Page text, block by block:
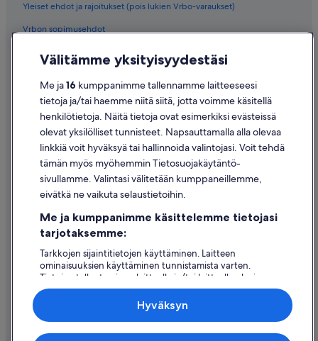
Yleiset ehdot ja rajoitukset (pois lukien Vrbo-varaukset)
Vrbon sopimusehdot
Evästeet
Käyttöehdot
Oikeudelliset tiedot / ota meihin yhteyttä
Sisältövaatimukset ja ilmoituksen tekeminen sisällöstä
Tuki
Ota yhteyttä
Hyvityksen hakeminen ja aikarajat
Varaa lento lentoyhtiön hyvityskupongeilla
Kansainväliset matka-asiakirjat
Välitämme yksityisyydestäsi
Me ja16 kumppanimme tallennamme laitteeseesi
tietoja ja/tai haemme niitä siitä, jotta voimme käsitellä
henkilötietoja. Näitä tietoja ovat esimerkiksi evästeissä
olevat yksilölliset tunnisteet. Napsauttamalla alla olevaa
linkkiä voit hyväksyä tai hallinnoida valintojasi. Voit tehdä
tämän myös myöhemmin Tietosuojakäytäntö-
sivullamme. Valintasi välitetään kumppaneillemme,
eivätkä ne vaikuta selaustietoihin.
Me ja kumppanimme käsittelemme tietojasi
tarjotaksemme:
Tarkkojen sijaintitietojen käyttäminen. Laitteen
ominaisuuksien käyttäminen tunnistamista varten.
Tietojen tallentaminen laitteelle ja/tai laitteella olevien
tietojen käyttö. Kohdennettu mainonta ja personoitu
sisältö, mainonnan ja sisällön mittaus, yleisötutkimus ja
Hyväksyn